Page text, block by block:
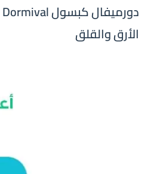
الأرق والقلق